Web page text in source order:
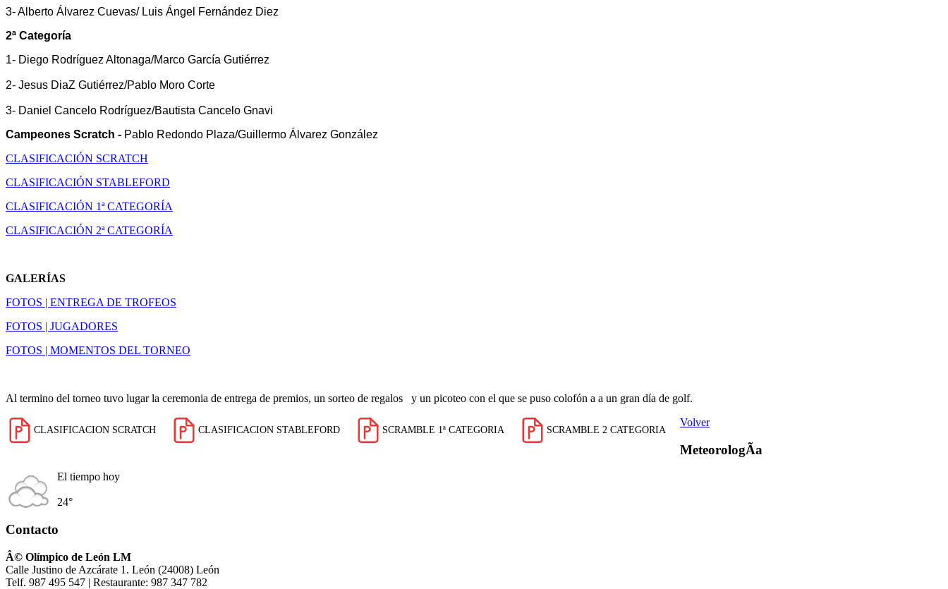
3- Alberto Álvarez Cuevas/ Luis Ángel Fernández Diez
2ª Categoría
1- Diego Rodríguez Altonaga/Marco García Gutiérrez
2- Jesus DiaZ Gutiérrez/Pablo Moro Corte
3- Daniel Cancelo Rodríguez/Bautista Cancelo Gnavi
Campeones Scratch - Pablo Redondo Plaza/Guillermo Álvarez González
CLASIFICACIÓN SCRATCH
CLASIFICACIÓN STABLEFORD
CLASIFICACIÓN 1ª CATEGORÍA
CLASIFICACIÓN 2ª CATEGORÍA
GALERÍAS
FOTOS | ENTREGA DE TROFEOS
FOTOS | JUGADORES
FOTOS | MOMENTOS DEL TORNEO
Al termino del torneo tuvo lugar la ceremonia de entrega de premios, un sorteo de regalos y un picoteo con el que se puso colofón a a un gran día de golf.
CLASIFICACION SCRATCH CLASIFICACION STABLEFORD SCRAMBLE 1ª CATEGORIA SCRAMBLE 2 CATEGORIA
Volver
MeteorologÃ­a
El tiempo hoy
24°
Contacto
Â© Olímpico de León LM
Calle Justino de Azcárate 1. León (24008) León
Telf. 987 495 547 | Restaurante: 987 347 782